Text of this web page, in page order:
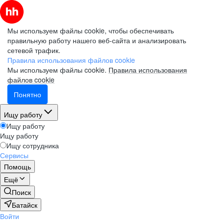
Мы используем файлы cookie, чтобы обеспечивать
правильную работу нашего веб-сайта и анализировать
сетевой трафик.
Правила использования файлов cookie
Мы используем файлы cookie. Правила использования
файлов cookie
Понятно
Ищу работу
Ищу работу
Ищу работу
Ищу сотрудника
Сервисы
Помощь
Ещё
Поиск
Батайск
Войти